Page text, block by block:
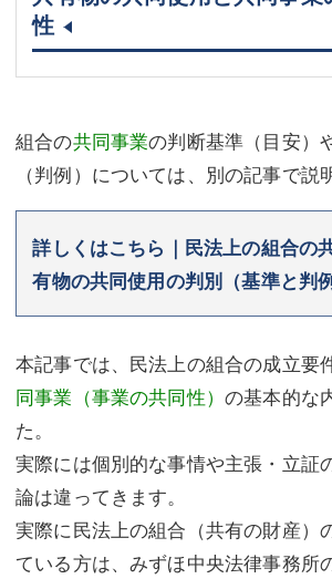
性
組合の共同事業の判断基準（目安）
（判例）については、別の記事で説
詳しくはこちら｜民法上の組合の
有物の共同使用の判別（基準と判
本記事では、民法上の組合の成立要
同事業（事業の共同性）の基本的な
た。
実際には個別的な事情や主張・立証
論は違ってきます。
実際に民法上の組合（共有の財産）
ている方は、みずほ中央法律事務所